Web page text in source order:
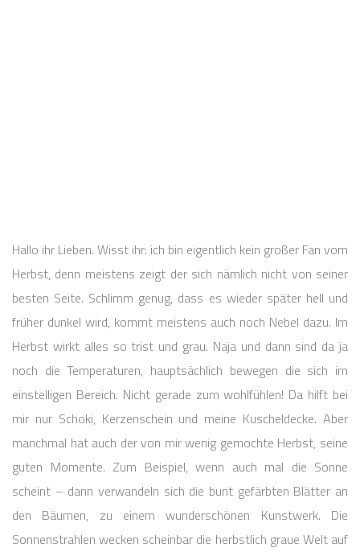
Hallo ihr Lieben. Wisst ihr: ich bin eigentlich kein großer Fan vom
Herbst, denn meistens zeigt der sich nämlich nicht von seiner
besten Seite. Schlimm genug, dass es wieder später hell und
früher dunkel wird, kommt meistens auch noch Nebel dazu. Im
Herbst wirkt alles so trist und grau. Naja und dann sind da ja
noch die Temperaturen, hauptsächlich bewegen die sich im
einstelligen Bereich. Nicht gerade zum wohlfühlen! Da hilft bei
mir nur Schoki, Kerzenschein und meine Kuscheldecke. Aber
manchmal hat auch der von mir wenig gemochte Herbst, seine
guten Momente. Zum Beispiel, wenn auch mal die Sonne
scheint – dann verwandeln sich die bunt gefärbten Blätter an
den Bäumen, zu einem wunderschönen Kunstwerk. Die
Sonnenstrahlen wecken scheinbar die herbstlich graue Welt auf